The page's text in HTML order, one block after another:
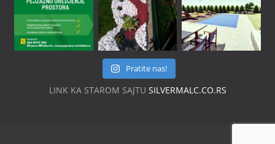
Pratite nas!
LINK KA STAROM SAJTU SILVERMALC.CO.RS